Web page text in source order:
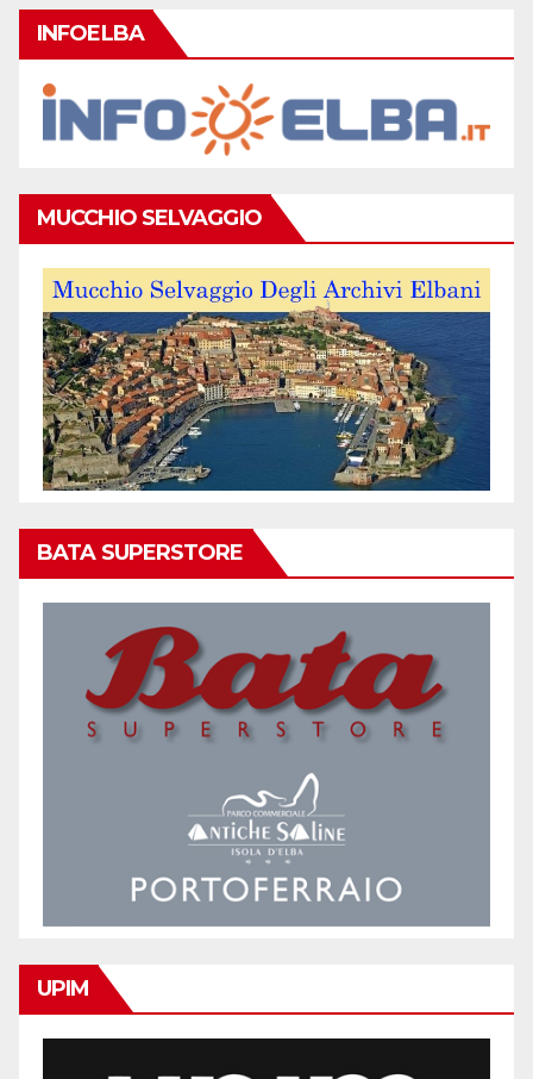
INFOELBA
MUCCHIO SELVAGGIO
BATA SUPERSTORE
UPIM